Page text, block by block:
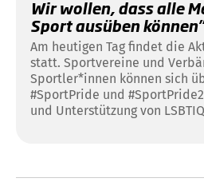
Wir wollen, dass alle
Sport ausüben können”
Am heutigen Tag findet die
statt. Sportvereine und
Sportler*innen können sich
#SportPride und
und Unterstützung von
solidarisch zeigen. Bereits
Regelung, dass Feldhockey-
Landesverbänden den